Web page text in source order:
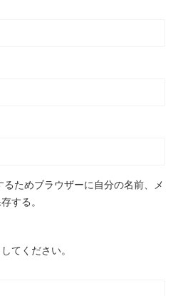
ためブラウザーに自分の名前、メ
する。
てください。